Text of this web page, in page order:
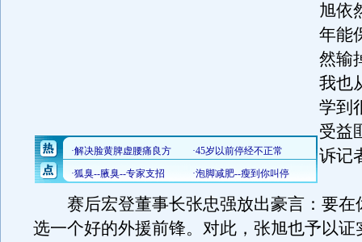
旭依
年能
然输
我也
学到
受益
诉记
赛后宏登董事长张忠强放出豪言：要在
选一个好的外援前锋。对此，张旭也予以证